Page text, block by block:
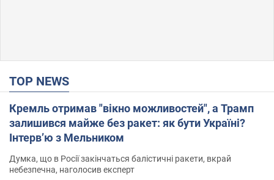
TOP NEWS
Кремль отримав "вікно можливостей", а Трамп
залишився майже без ракет: як бути Україні?
Інтерв’ю з Мельником
Думка, що в Росії закінчаться балістичні ракети, вкрай
небезпечна, наголосив експерт